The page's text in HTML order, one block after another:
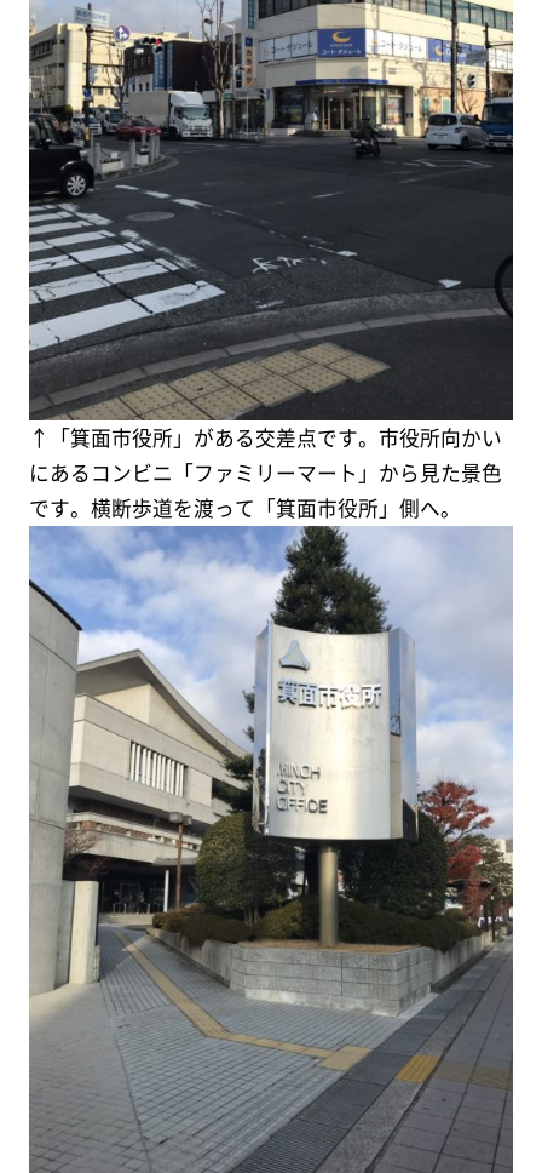
↑「箕面市役所」がある交差点です。市役所向かい
にあるコンビニ「ファミリーマート」から見た景色
です。横断歩道を渡って「箕面市役所」側へ。